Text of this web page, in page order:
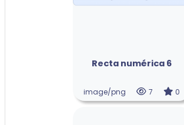
Recta numérica 6
image/png 7 0